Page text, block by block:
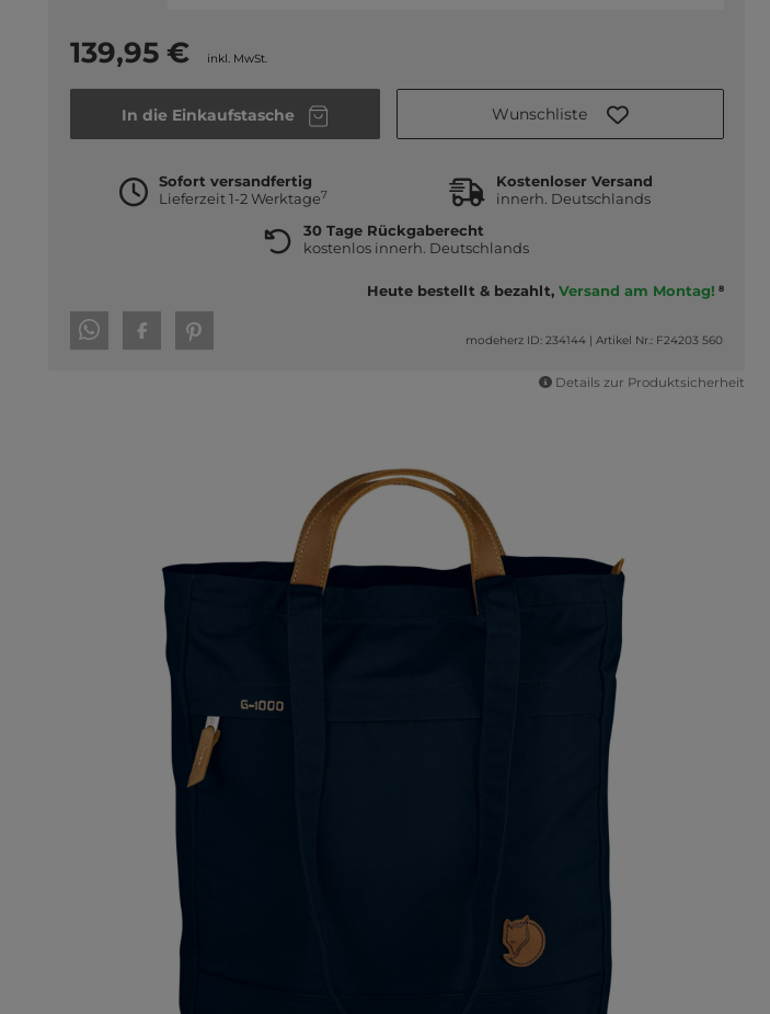
139,95 € inkl. MwSt.
In die Einkaufstasche Wunschliste
Sofort versandfertig
Lieferzeit 1-2 Werktage7
Kostenloser Versand
innerh. Deutschlands
30 Tage Rückgaberecht
kostenlos innerh. Deutschlands
Heute bestellt & bezahlt, Versand am Montag! 8
modeherz ID: 234144 |Artikel Nr.: F24203 560
Details zur Produktsicherheit